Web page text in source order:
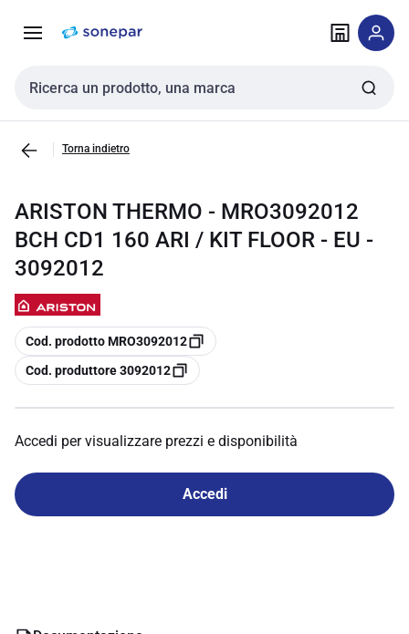
navigazione alla
Cerca input
Torna indietro
ARISTON THERMO - MRO3092012
BCH CD1 160 ARI / KIT FLOOR - EU -
3092012
copia
Cod. prodotto MRO3092012
copia
Cod. produttore 3092012
Accedi per visualizzare prezzi e disponibilità
Accedi